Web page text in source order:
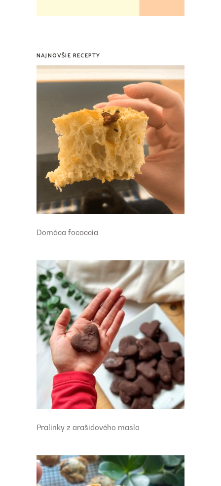
NAJNOVŠIE RECEPTY
Domáca focaccia
Pralinky z arašidového masla